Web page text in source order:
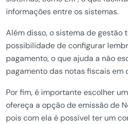
informações entre os sistemas.
Além disso, o sistema de gestão
possibilidade de configurar
pagamento, o que ajuda a não
pagamento das notas fiscais em
Por fim, é importante escolher
ofereça a opção de emissão de
pois com ela é possível ter um